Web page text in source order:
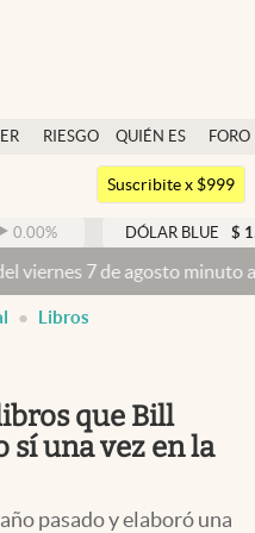
RIESGO
QUIÉN ES
QUIÉN
FORO
Argentina
México
Suscribite x $999
DÓLAR BLUE $ 1530 -0.65
agosto minuto a minuto
Libros
que Bill
sí una vez en la
pasado y elaboró una